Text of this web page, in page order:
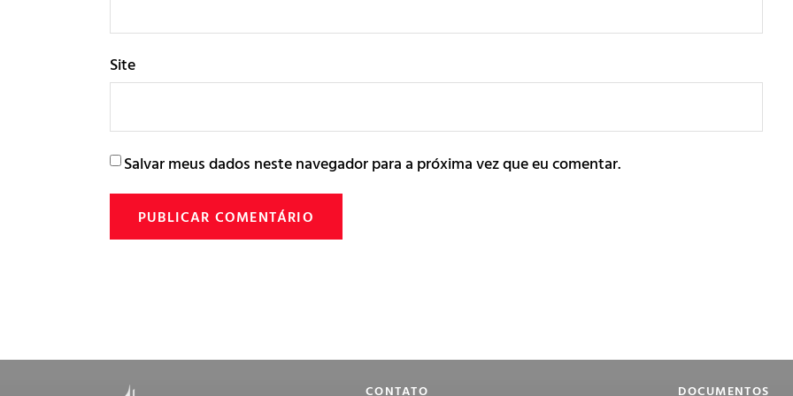
Site
Salvar meus dados neste navegador para a próxima vez que eu comentar.
CONTATO DOCUMENTOS